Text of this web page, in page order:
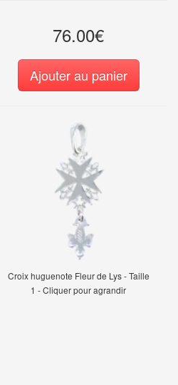
76.00€
Ajouter au panier
Croix huguenote Fleur de Lys - Taille
1 - Cliquer pour agrandir